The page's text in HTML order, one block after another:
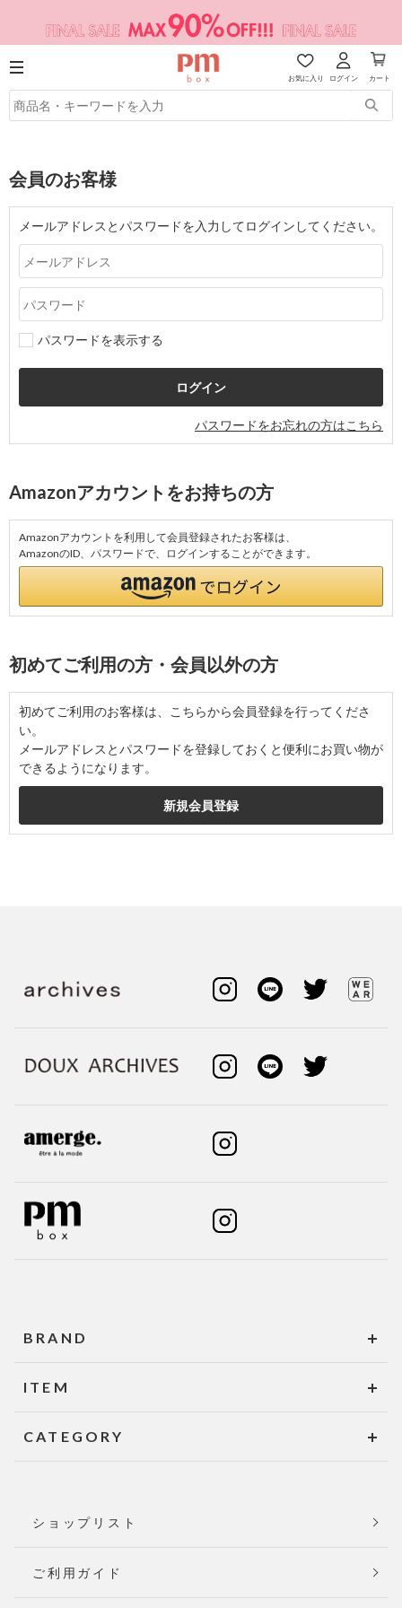
お気に入り ログイン カート
会員のお客様
メールアドレスとパスワードを入力してログインしてください。
パスワードを表示する
パスワードをお忘れの方はこちら
Amazonアカウントをお持ちの方
Amazonアカウントを利用して会員登録されたお客様は、
AmazonのID、パスワードで、ログインすることができます。
初めてご利用の方・会員以外の方
初めてご利用のお客様は、こちらから会員登録を行ってくださ
い。
メールアドレスとパスワードを登録しておくと便利にお買い物が
できるようになります。
BRAND
ITEM
CATEGORY
ショップリスト
ご利用ガイド